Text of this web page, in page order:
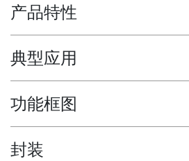
产品特性
典型应用
功能框图
封装